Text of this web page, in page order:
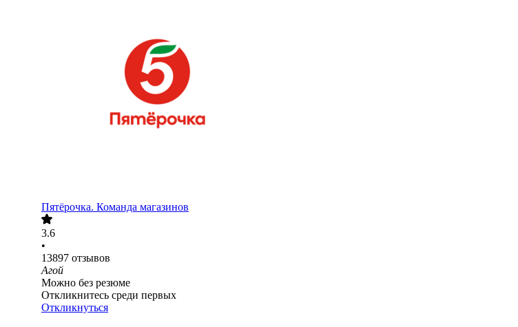
Пятёрочка. Команда магазинов
3.6
•
13897 отзывов
Агой
Можно без резюме
Откликнитесь среди первых
Откликнуться